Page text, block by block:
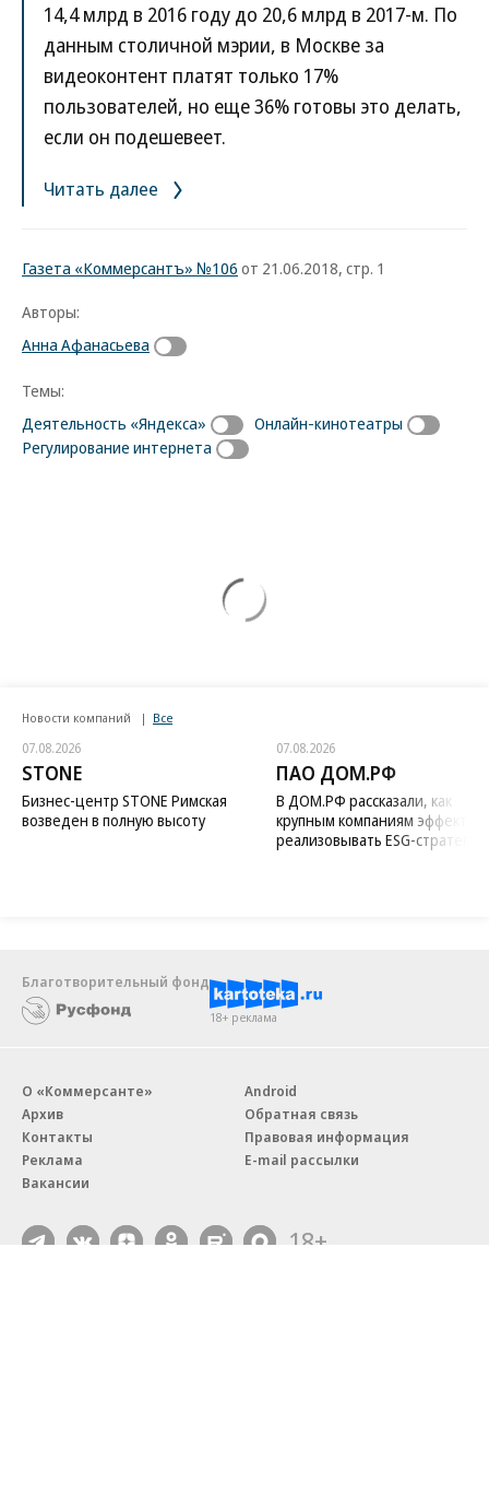
14,4 млрд в 2016 году до 20,6 млрд в 2017-м. По
данным столичной мэрии, в Москве за
видеоконтент платят только 17%
пользователей, но еще 36% готовы это делать,
если он подешевеет.
Читать далее
Газета «Коммерсантъ» №106 от 21.06.2018, стр. 1
Авторы:
Анна Афанасьева
Темы:
Деятельность «Яндекса»
Онлайн-кинотеатры
Регулирование интернета
Новости компаний Все
07.08.2026
STONE
Бизнес-центр STONE Римская
возведен в полную высоту
07.08.2026
ПАО ДОМ.РФ
В ДОМ.РФ рассказали, как
крупным компаниям
реализовывать ESG-стратегию
Благотворительный фонд
18+ реклама
О «Коммерсанте»
Архив
Контакты
Реклама
Вакансии
Android
Обратная связь
Правовая информация
E-mail рассылки
18+